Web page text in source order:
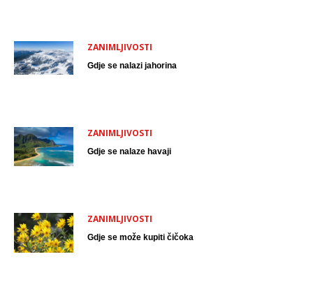
ZANIMLJIVOSTI
Gdje se nalazi jahorina
ZANIMLJIVOSTI
Gdje se nalaze havaji
ZANIMLJIVOSTI
Gdje se može kupiti čičoka